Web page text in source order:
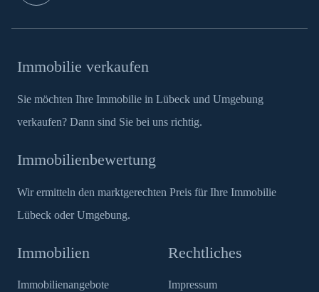
Immobilie verkaufen
Sie möchten Ihre Immobilie in Lübeck und Umgebung
verkaufen? Dann sind Sie bei uns richtig.
Immobilien
Immobilienangebote
Immobilienbewertung
Wir ermitteln den marktgerechten Preis für Ihre Immobilie
Lübeck oder Umgebung.
Rechtliches
Impressum